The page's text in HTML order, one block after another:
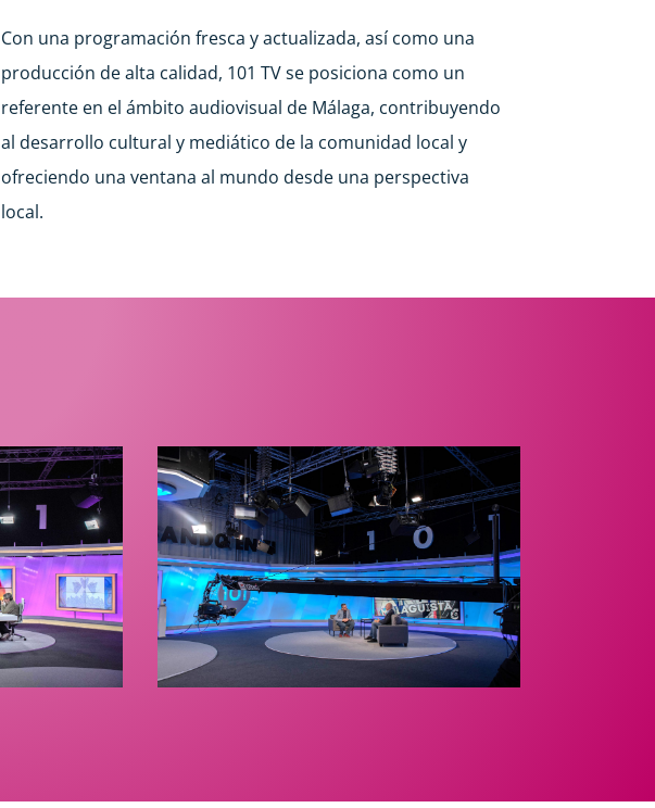
Con una programación fresca y actualizada, así como una
producción de alta calidad, 101 TV se posiciona como un
referente en el ámbito audiovisual de Málaga, contribuyendo
al desarrollo cultural y mediático de la comunidad local y
ofreciendo una ventana al mundo desde una perspectiva
local.